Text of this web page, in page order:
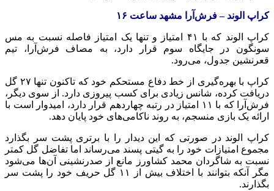
کراپ الوند – فرش‌آرا مشهد ساعت ۱۶
کراپ الوند که با ۴۱ امتیاز و تنها یک امتیاز فاصله نسبت به مس
سونگون در جایگاه سوم قرار دارد، به مصاف فرش‌آرا، تیم
قعرنشین جدول، می‌رود.
کراپ با بهره‌گیری از خط دفاع مستحکم خود که تاکنون تنها ۲۷ گل
دریافت کرده، شانس زیادی برای کسب پیروزی دارد. از سوی دیگر،
فرش‌آرا که با ۱۱ امتیاز در رتبه چهاردهم قرار دارد، امیدوار است با
ارائه یک بازی منسجم، به روند ناکامی‌های خود پایان دهد.
کراپ الوند در صورتی که این دیدار را با برتری پشت سر بگذارد
مجموع امتیازات خود را به گیتی پسند می‌رساند اما تفاضل گل کمتر
نسبت به شاگردان محمد کشاورز مانع از صدرنشینی آن‌ها می‌شود
مگر آنکه بتوانند با اختلاف بیش از ۱۱ گل حریف خود را پشت سر
بگذارند.